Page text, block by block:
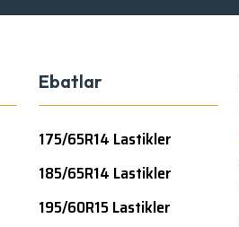
Ebatlar
175/65R14 Lastikler
185/65R14 Lastikler
195/60R15 Lastikler